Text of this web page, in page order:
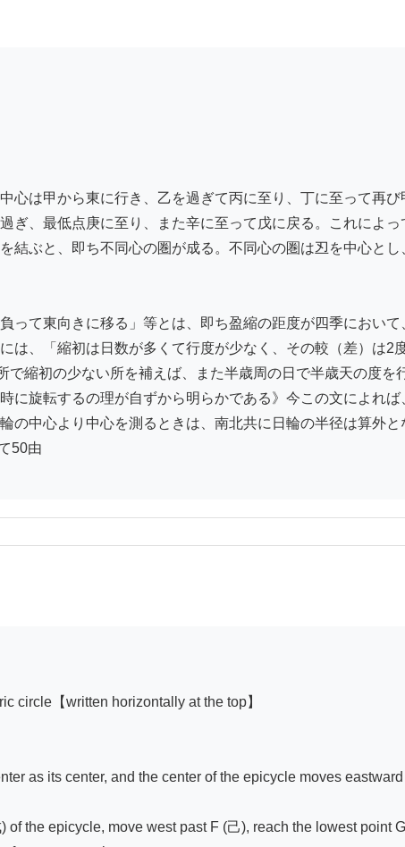
心は甲から東に行き、乙を過ぎて丙に至り、丁に至って再び
ぎ、最低点庚に至り、また辛に至って戊に戻る。これによっ
結ぶと、即ち不同心の圏が成る。不同心の圏は丒を中心とし
って東向きに移る」等とは、即ち盈縮の距度が四季におい
は、「縮初は日数が多くて行度が少なく、その較（差）は2
縮初の少ない所を補えば、また半歳周の日で半歳天の度
に旋転するの理が自ずから明らかである》今この文によれ
の中心より中心を測るときは、南北共に日輪の半径は算外
50由
circle【written horizontally at the top】
as its center, and the center of the epicycle moves
the epicycle, move west past F (己), reach the lowest point